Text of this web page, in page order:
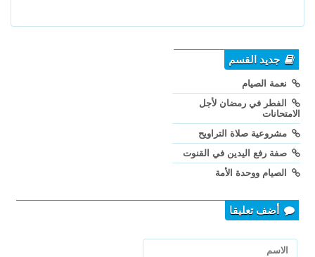
جديد القسم
نعمة الصيام
الفطر في رمضان لأجل
الامتحانات
مشروعية صلاة التراويح
صفة رفع اليدين في القنوت
الصيام ووحدة الأمة
أضف تعليقا